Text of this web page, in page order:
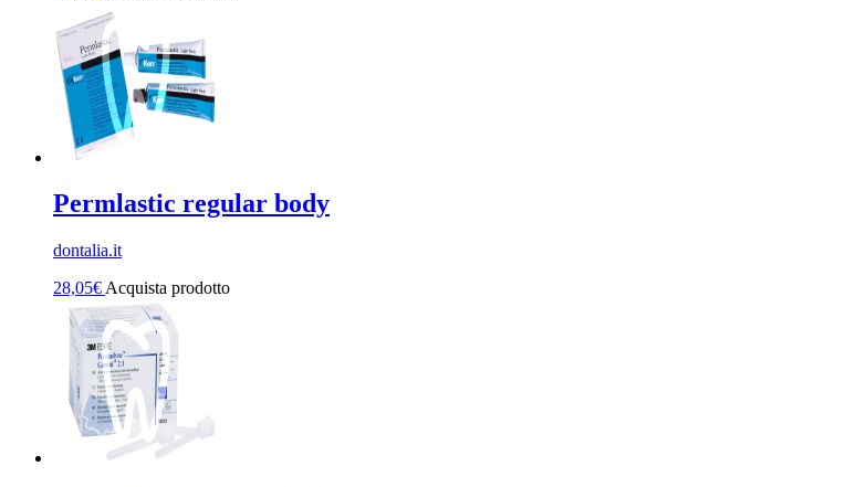
Permlastic regular body
dontalia.it
28,05€ Acquista prodotto